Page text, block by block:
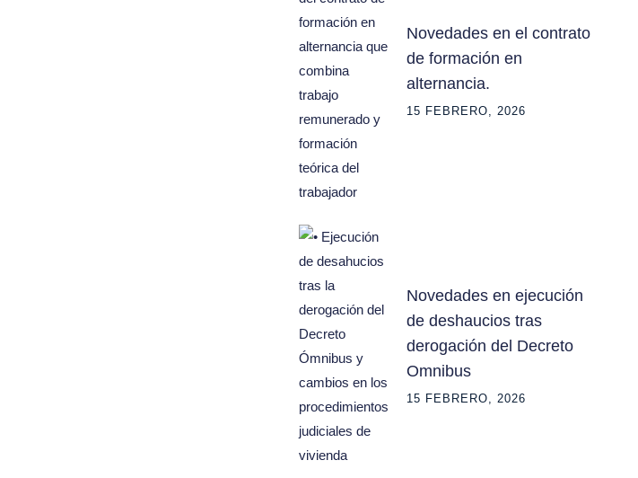
Novedades en el contrato
de formación en
alternancia.
15 FEBRERO, 2026
Novedades en ejecución
de deshaucios tras
derogación del Decreto
Omnibus
15 FEBRERO, 2026